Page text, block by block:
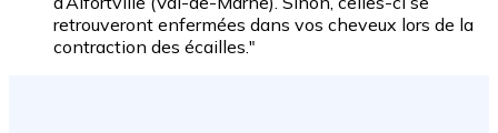
retrouveront enfermées dans vos cheveux lors de la
contraction des écailles."